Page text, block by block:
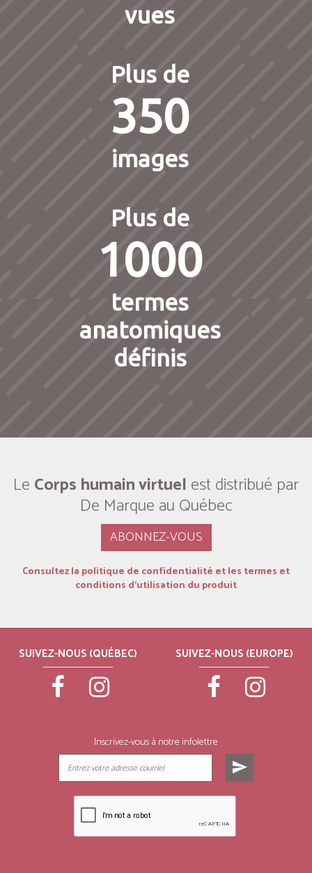
vues
Plus de
350
images
Plus de
1000
termes
anatomiques
définis
Le Corps humain virtuel est distribué par
De Marque au Québec
ABONNEZ-VOUS
Consultez la politique de confidentialité et les termes et
conditions d’utilisation du produit
SUIVEZ-NOUS (QUÉBEC) SUIVEZ-NOUS (EUROPE)
Inscrivez-vous à notre infolettre
send